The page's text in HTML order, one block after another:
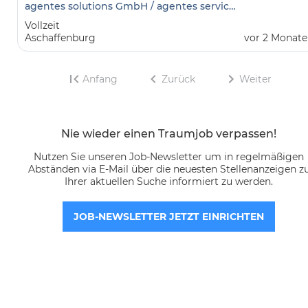
agentes solutions GmbH / agentes services GmbH
Vollzeit
Aschaffenburg
vor 2
Anfang Zurück Weiter
Nie wieder einen Traumjob verpassen!
Nutzen Sie unseren Job-Newsletter um in regelmäßigen
Abständen via E-Mail über die neuesten Stellenanzeigen
Ihrer aktuellen Suche informiert zu werden.
JOB-NEWSLETTER JETZT EINRICHTEN